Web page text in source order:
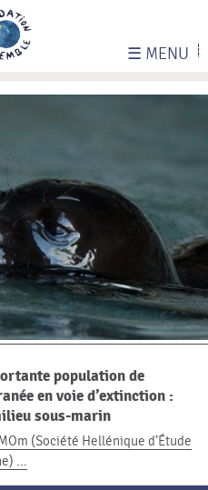
☰ MENU
population de
en voie d’extinction :
sous-marin
(Société Hellénique d’Étude
...